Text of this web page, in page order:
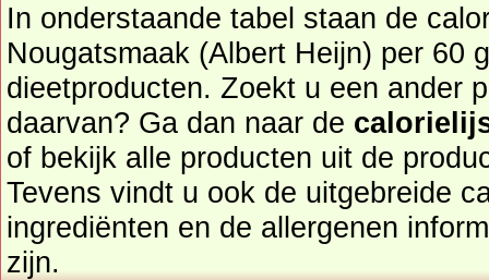
In onderstaande tabel staan de
Nougatsmaak (Albert Heijn) per 60
dieetproducten. Zoekt u een ander product en de calorieën
daarvan? Ga dan naar de
of bekijk alle producten uit de
Tevens vindt u ook de uitgebreide
ingrediënten en de allergenen
zijn.